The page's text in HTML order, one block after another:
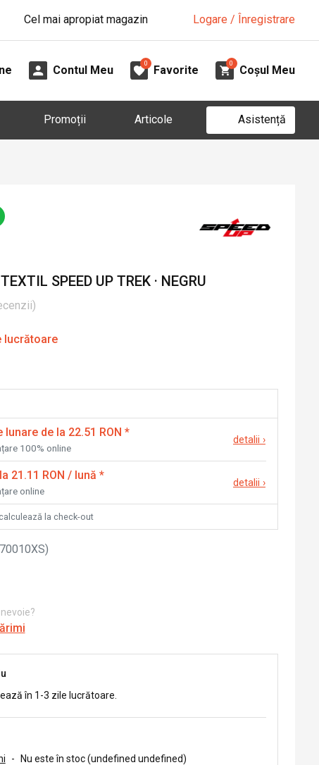
Cel mai apropiat magazin Logare / Înregistrare
Contul Meu
0
Favorite
0
Coșul Meu
Promoții Articole Asistență
SPEED UP TREK · NEGRU
)
lucrătoare
lunare de la 22.51 RON *
100% online
detalii ›
21.11 RON / lună *
online
detalii ›
la check-out
)
în 1-3 zile lucrătoare.
-
Nu este în stoc (undefined undefined)